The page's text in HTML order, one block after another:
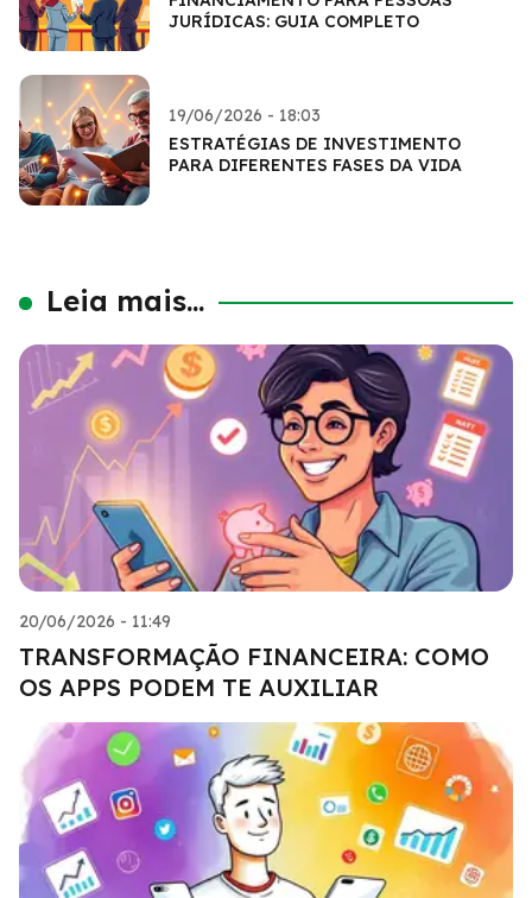
JURÍDICAS: GUIA COMPLETO
19/06/2026 - 18:03
ESTRATÉGIAS DE INVESTIMENTO
PARA DIFERENTES FASES DA VIDA
Leia mais...
20/06/2026 - 11:49
TRANSFORMAÇÃO FINANCEIRA: COMO
OS APPS PODEM TE AUXILIAR